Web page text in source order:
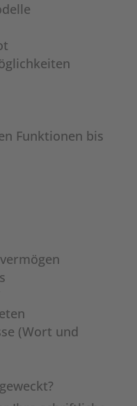
Funktionen bis
(Wort und